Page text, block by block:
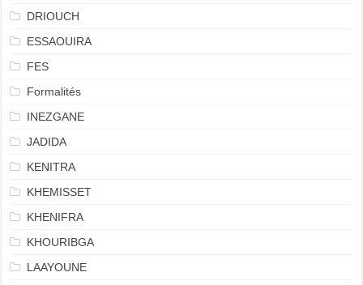
DRIOUCH
ESSAOUIRA
FES
Formalités
INEZGANE
JADIDA
KENITRA
KHEMISSET
KHENIFRA
KHOURIBGA
LAAYOUNE